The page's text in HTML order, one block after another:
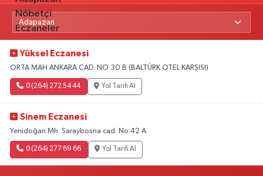
Yüksel Eczanesi
ORTA MAH ANKARA CAD. NO 30 B (BALTÜRK OTEL KARŞISI)
0 (264) 272 54 44 Yol Tarifi Al
Sinem Eczanesi
Yenidoğan Mh. Saraybosna cad. No:42 A
0 (264) 277 69 66 Yol Tarifi Al